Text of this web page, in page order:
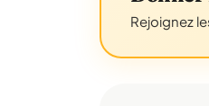
Rejoignez